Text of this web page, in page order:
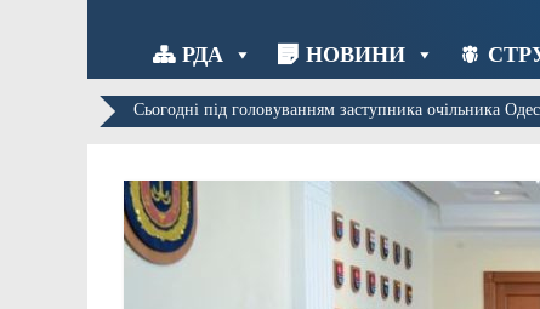
РДА НОВИНИ
Сьогодні під головуванням заступника очільника